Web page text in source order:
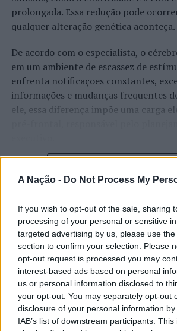
A Nação - Do Not Process My
If you wish to opt-out of the sale, sharing
processing of your personal or sensitive
targeted advertising by us, please use
section to confirm your selection. Please
opt-out request is processed you may
interest-based ads based on personal
us or personal information disclosed to
your opt-out. You may separately opt-out
disclosure of your personal information
IAB’s list of downstream participants.
prolongada. Essa redução pode
qualquer alteração genética aconteça.
De acordo com o especialista, o
em um ambiente de escassez de
enfrenta notificações constantes,
informações e mudanças frequentes
ele, essa diferença impõe uma carga
estimulam continuamente o sistema
manter a atenção e a procrastinação.
tarefas inacabadas permanecem
aumentam a sensação de sobrecarga,
prolongado pode elevar os níveis de
prejudicar o desempenho cognitivo.
Fabiano de Abreu Agrela Rodrigues
evidências de que o ambiente digital
genéticas na espécie humana. A
ATUALIDADE
“Millennium Estoril
regressou ao circuito
vitória do francês Luca
Publicado 3 dias atrás on 07/08/2026
Por Ígor Lopes